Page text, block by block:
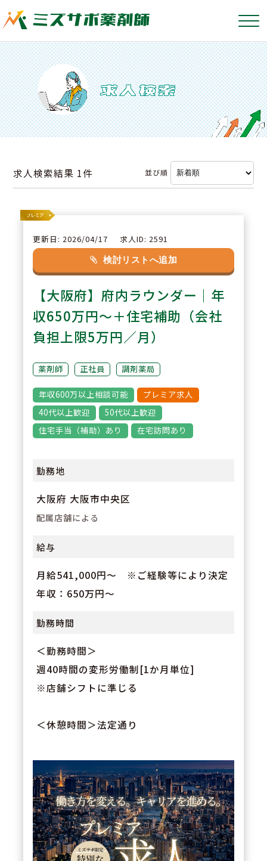
求人検索結果 1件 並び順
更新日: 2026/04/17 求人ID: 2591
検討リストへ追加
【大阪府】府内ラウンダー｜年
収650万円～＋住宅補助（会社
負担上限5万円／月）
薬剤師 正社員 調剤薬局
年収600万以上相談可能
プレミア求人
40代以上歓迎
50代以上歓迎
住宅手当（補助）あり
在宅訪問あり
勤務地
大阪府 大阪市中央区
配属店舗による
給与
月給541,000円～ ※ご経験等により決定
年収：650万円～
勤務時間
＜勤務時間＞
週40時間の変形労働制[1か月単位]
※店舗シフトに準じる
＜休憩時間＞法定通り